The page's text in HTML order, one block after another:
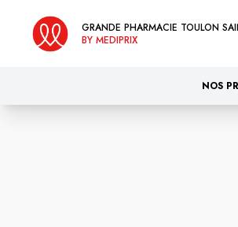
GRANDE PHARMACIE TOULON
BY MEDIPRIX
NOS